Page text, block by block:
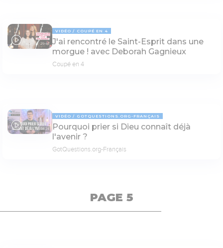
29:46
VIDÉO COUPÉ EN 4
J'ai rencontré le Saint-Esprit dans une
morgue ! avec Deborah Gagnieux
Coupé en 4
04:24
VIDÉO GOTQUESTIONS.ORG-FRANÇAIS
Pourquoi prier si Dieu connaît déjà
l'avenir ?
GotQuestions.org-Français
PAGE 5